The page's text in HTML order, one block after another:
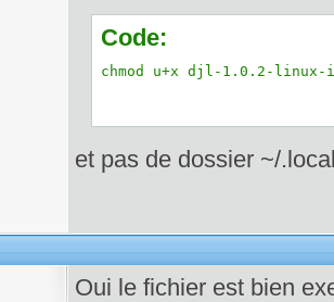
Code:
chmod u+x djl-1.0.2-
et pas de dossier ~/
Oui le fichier est bien